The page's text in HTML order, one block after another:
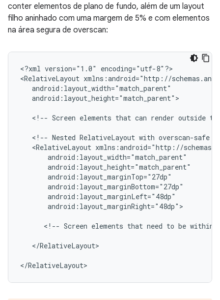
conter elementos de plano de fundo, além de um layout
filho aninhado com uma margem de 5% e com elementos
na área segura de overscan:
<?xml version="1.0"
encoding="utf-8"?>
<RelativeLayout
android:layout_height="match_parent">
<!-- Screen elements that can render outside
<!-- Nested RelativeLayout with overscan-safe
<RelativeLayout
android:layout_marginRight="48dp">
<!-- Screen elements that need to be within
</RelativeLayout>
</RelativeLayout>